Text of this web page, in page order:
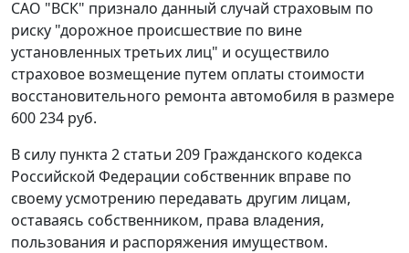
САО "ВСК" признало данный случай страховым по
риску "дорожное происшествие по вине
установленных третьих лиц" и осуществило
страховое возмещение путем оплаты стоимости
восстановительного ремонта автомобиля в размере
600 234 руб.
В силу пункта 2 статьи 209 Гражданского кодекса
Российской Федерации собственник вправе по
своему усмотрению передавать другим лицам,
оставаясь собственником, права владения,
пользования и распоряжения имуществом.